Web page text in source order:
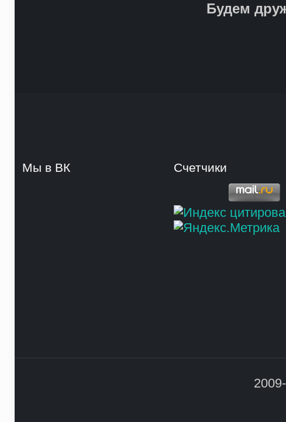
Будем
Мы в ВК Счетчики